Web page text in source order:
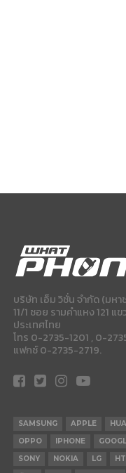
บริษัท เอ็ม วิชั่น จำกัด (มหา
11/1 ซอย รามคำแหง 121
ประเทศไทย
โทร 0-2735-1201 , 0-
แฟกซ์ 0-2735-2719.
SAMSUNG APPLE
OPPO
IPHONE
SONY
NOKIA LG